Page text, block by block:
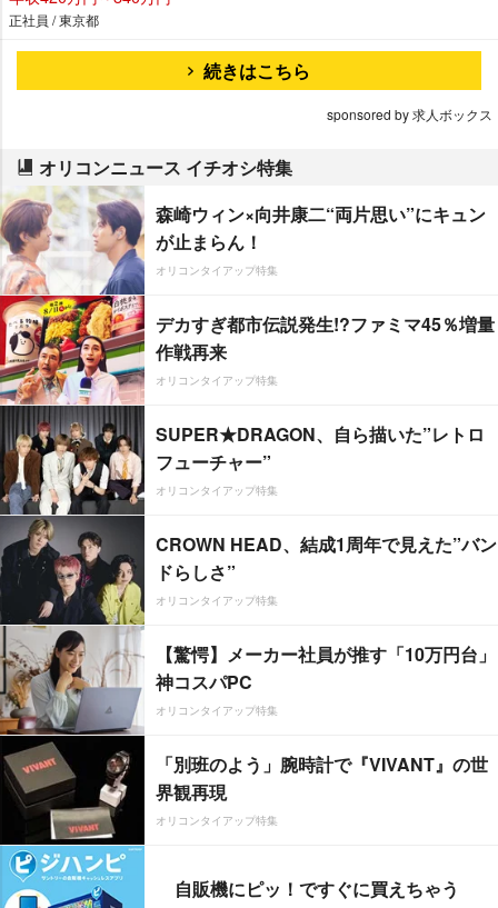
正社員 / 東京都
続きはこちら
sponsored by 求人ボックス
オリコンニュース イチオシ特集
森崎ウィン×向井康二“両片思い”にキュン
が止まらん！
オリコンタイアップ特集
デカすぎ都市伝説発生!?ファミマ45％増量
作戦再来
オリコンタイアップ特集
SUPER★DRAGON、自ら描いた”レトロ
フューチャー”
オリコンタイアップ特集
CROWN HEAD、結成1周年で見えた”バン
ドらしさ”
オリコンタイアップ特集
【驚愕】メーカー社員が推す「10万円台」
神コスパPC
オリコンタイアップ特集
「別班のよう」腕時計で『VIVANT』の世
界観再現
オリコンタイアップ特集
自販機にピッ！ですぐに買えちゃう